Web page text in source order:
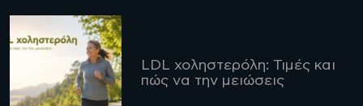
LDL χοληστερόλη: Τιμές και
πώς να την μειώσεις